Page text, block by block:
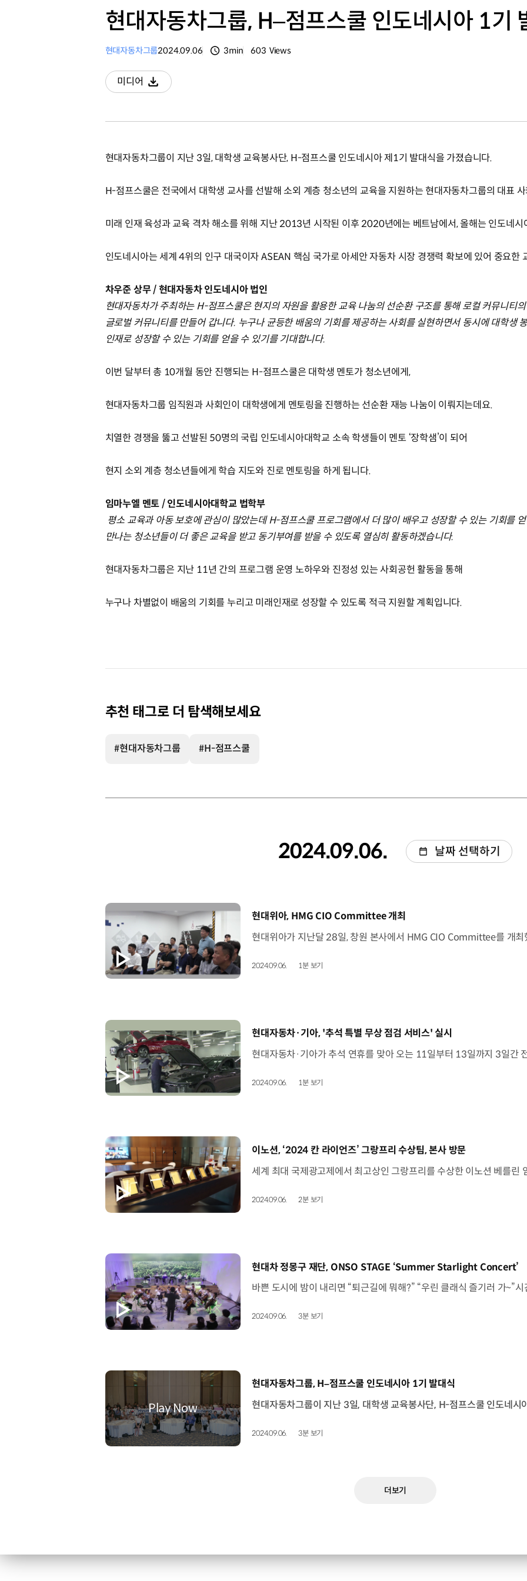
현대자동차그룹, H–점프스쿨 인도네시아 1기
현대자동차그룹2024.09.06 3min 603 Views
미디어
다운로드
현대자동차그룹이 지난 3일, 대학생 교육봉사단, H-점프스쿨 인도네시아 제1기 발대식을 가졌습니다.
H-점프스쿨은 전국에서 대학생 교사를 선발해 소외 계층 청소년의 교육을 지원하는 현대자동차그룹의 대표
미래 인재 육성과 교육 격차 해소를 위해 지난 2013년 시작된 이후 2020년에는 베트남에서, 올해는 인도네시
인도네시아는 세계 4위의 인구 대국이자 ASEAN 핵심 국가로 아세안 자동차 시장 경쟁력 확보에 있어 중요한
차우준 상무 / 현대자동차 인도네시아 법인
현대자동차가 주최하는 H-점프스쿨은 현지의 자원을 활용한 교육 나눔의 선순환 구조를 통해 로컬 커뮤니티
글로벌 커뮤니티를 만들어 갑니다. 누구나 균등한 배움의 기회를 제공하는 사회를 실현하면서 동시에 대학생
인재로 성장할 수 있는 기회를 얻을 수 있기를 기대합니다.
이번 달부터 총 10개월 동안 진행되는 H-점프스쿨은 대학생 멘토가 청소년에게,
현대자동차그룹 임직원과 사회인이 대학생에게 멘토링을 진행하는 선순환 재능 나눔이 이뤄지는데요.
치열한 경쟁을 뚫고 선발된 50명의 국립 인도네시아대학교 소속 학생들이 멘토 ‘장학샘’이 되어
현지 소외 계층 청소년들에게 학습 지도와 진로 멘토링을 하게 됩니다.
임마누엘 멘토 / 인도네시아대학교 법학부
평소 교육과 아동 보호에 관심이 많았는데 H-점프스쿨 프로그램에서 더 많이 배우고 성장할 수 있는 기회를
만나는 청소년들이 더 좋은 교육을 받고 동기부여를 받을 수 있도록 열심히 활동하겠습니다.
현대자동차그룹은 지난 11년 간의 프로그램 운영 노하우와 진정성 있는 사회공헌 활동을 통해
누구나 차별없이 배움의 기회를 누리고 미래인재로 성장할 수 있도록 적극 지원할 계획입니다.
추천 태그로 더 탐색해보세요
#현대자동차그룹 #H-점프스쿨
2024.09.06. 날짜 선택하기
[동영상]
현대위아, HMG CIO Committee 개최
2024.09.06. 1분 보기
[동영상]
현대자동차·기아, '추석 특별 무상 점검 서비스' 실시
2024.09.06. 1분 보기
[동영상]
이노션, ‘2024 칸 라이언즈’ 그랑프리 수상팀, 본사 방문
2024.09.06. 2분 보기
[동영상]
현대차 정몽구 재단, ONSO STAGE ‘Summer Starlight Concert’
2024.09.06. 3분 보기
[동영상]
현대자동차그룹, H–점프스쿨 인도네시아 1기 발대식
2024.09.06. 3분 보기
더보기